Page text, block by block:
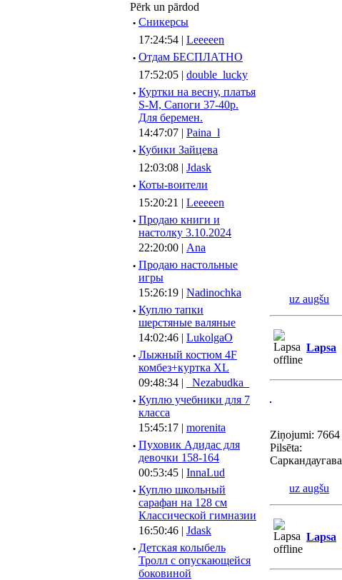
Pērk un pārdod
· Сникерсы
17:24:54 | Leeeeen
· Отдам БЕСПЛАТНО
17:52:05 | double_lucky
· Куртки на весну, платья
S-M, Сапоги 37-40р.
Для беремен.
14:47:07 | Paina_l
· Кубики Зайцева
12:03:08 | Jdask
· Коты-воители
15:20:21 | Leeeeen
· Продаю книги и
настолку 3.10.2024
22:20:00 | Ana
· Продаю настольные
игры
15:26:19 | Nadinochka
· Куплю тапки
шерстяные валяные
14:02:46 | LukolgaO
· Лыжный костюм 4F
комбез+куртка XL
09:48:34 |
_Nezabudka_
· Куплю учебники для 7
класса
15:45:17 | morenita
· Пуховик Адидас для
девочки 158-164
00:53:45 | InnaLud
· Куплю школьный
сарафан на 128 см
Классической гимназии
16:50:46 | Jdask
· Детская колыбель
Тролл с опускающейся
боковиной
uz augšu
Lapsa
Ziņojumi: 7664
Pilsēta:
Саркандаугава
uz augšu
Lapsa